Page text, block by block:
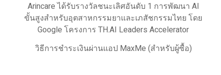
Arincare ได้รับรางวัลชนะเลิศอันดับ 1 การพัฒนา AI
ขั้นสูงสำหรับอุตสาหกรรมยาและเภสัชกรรมไทย โดย
Google โครงการ TH.AI Leaders Accelerator
วิธีการชำระเงินผ่านแอป MaxMe (สำหรับผู้ซื้อ)